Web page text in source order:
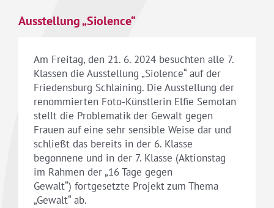
Ausstellung „Siolence“
Am Freitag, den 21. 6. 2024 besuchten alle 7.
Klassen die Ausstellung „Siolence“ auf der
Friedensburg Schlaining. Die Ausstellung der
renommierten Foto-Künstlerin Elfie Semotan
stellt die Problematik der Gewalt gegen
Frauen auf eine sehr sensible Weise dar und
schließt das bereits in der 6. Klasse
begonnene und in der 7. Klasse (Aktionstag
im Rahmen der „16 Tage gegen
Gewalt“) fortgesetzte Projekt zum Thema
„Gewalt“ ab.